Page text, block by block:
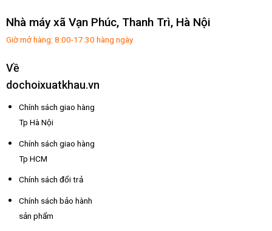
Nhà máy xã Vạn Phúc, Thanh Trì, Hà Nội
Giờ mở hàng: 8:00-17:30 hàng ngày
Về
dochoixuatkhau.vn
Chính sách giao hàng
Tp Hà Nội
Chính sách giao hàng
Tp HCM
Chính sách đổi trả
Chính sách bảo hành
sản phẩm